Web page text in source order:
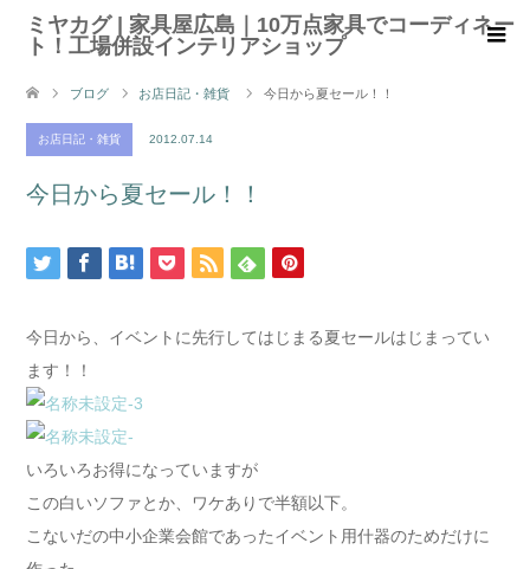
ミヤカグ | 家具屋広島｜10万点家具でコーディネー
ト！工場併設インテリアショップ
ブログ お店日記・雑貨 今日から夏セール！！
お店日記・雑貨 2012.07.14
今日から夏セール！！
今日から、イベントに先行してはじまる夏セールはじまってい
ます！！
いろいろお得になっていますが
この白いソファとか、ワケありで半額以下。
こないだの中小企業会館であったイベント用什器のためだけに